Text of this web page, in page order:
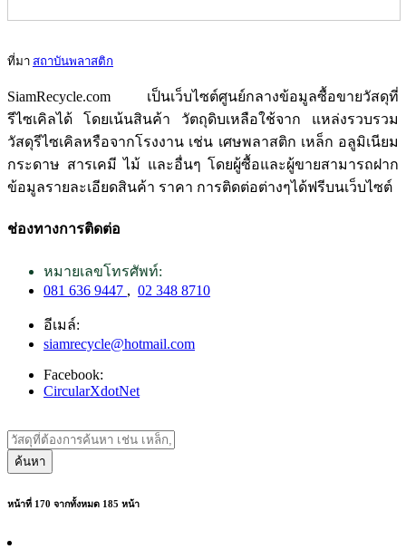
ที่มา สถาบันพลาสติก
SiamRecycle.com เป็นเว็บไซต์ศูนย์กลางข้อมูลซื้อขายวัสดุที่
รีไซเคิลได้ โดยเน้นสินค้า วัตถุดิบเหลือใช้จาก แหล่งรวบรวม
วัสดุรีไซเคิลหรือจากโรงงาน เช่น เศษพลาสติก เหล็ก อลูมิเนียม
กระดาษ สารเคมี ไม้ และอื่นๆ โดยผู้ซื้อและผู้ขายสามารถฝาก
ข้อมูลรายละเอียดสินค้า ราคา การติดต่อต่างๆได้ฟรีบนเว็บไซต์
ช่องทางการติดต่อ
หมายเลขโทรศัพท์:
081 636 9447 , 02 348 8710
อีเมล์:
siamrecycle@hotmail.com
Facebook:
CircularXdotNet
ค้นหา
หน้าที่ 170 จากทั้งหมด 185 หน้า